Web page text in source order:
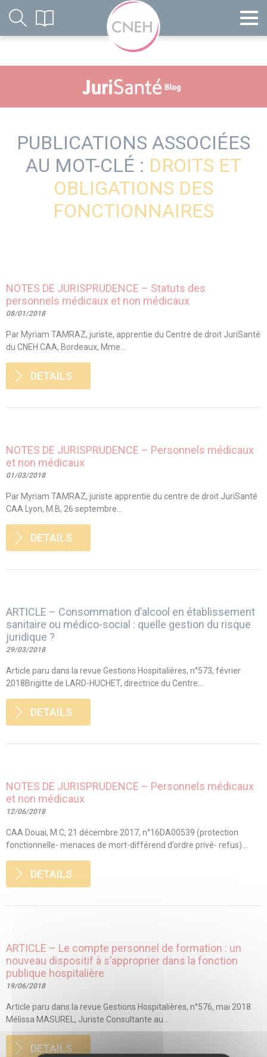
PUBLICATIONS ASSOCIÉES
AU MOT-CLÉ : DROITS ET
OBLIGATIONS DES
FONCTIONNAIRES
NOTES DE JURISPRUDENCE – Statuts des
personnels médicaux et non médicaux
08/01/2018
Par Myriam TAMRAZ, juriste, apprentie du Centre de droit JuriSanté
du CNEH CAA, Bordeaux, Mme...
DETAILS
NOTES DE JURISPRUDENCE – Personnels médicaux
et non médicaux
01/03/2018
Par Myriam TAMRAZ, juriste apprentie du centre de droit JuriSanté
CAA Lyon, M.B, 26 septembre...
DETAILS
ARTICLE – Consommation d’alcool en établissement
sanitaire ou médico-social : quelle gestion du risque
juridique ?
29/03/2018
Article paru dans la revue Gestions Hospitalières, n°573, février
2018Brigitte de LARD-HUCHET, directrice du Centre...
DETAILS
NOTES DE JURISPRUDENCE – Personnels médicaux
et non médicaux
12/06/2018
CAA Douai, M.C, 21 décembre 2017, n°16DA00539 (protection
fonctionnelle- menaces de mort-différend d’ordre privé- refus)...
DETAILS
ARTICLE – Le compte personnel de formation : un
nouveau dispositif à s’approprier dans la fonction
publique hospitalière
19/06/2018
Article paru dans la revue Gestions Hospitalières, n°576, mai 2018
Mélissa MASUREL, Juriste Consultante au...
DETAILS